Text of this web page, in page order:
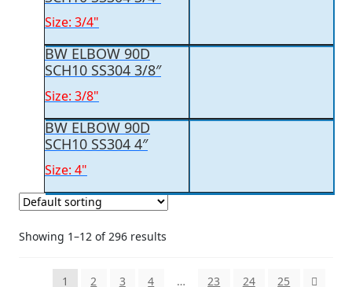
Size: 3/4"
BW ELBOW 90D
SCH10 SS304 3/8″
Size: 3/8"
BW ELBOW 90D
SCH10 SS304 4″
Size: 4"
Showing 1–12 of 296 results
1 2 3 4 … 23 24 25